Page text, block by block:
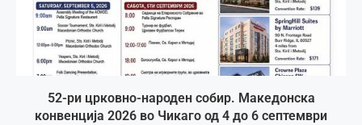
52-ри црковно-народен собир. Македонска
конвенција 2026 во Чикаго од 4 до 6 септември